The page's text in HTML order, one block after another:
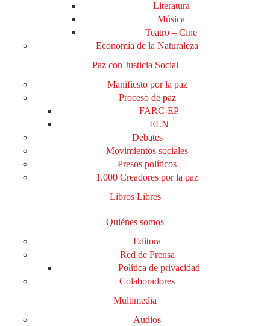
Literatura
Música
Teatro – Cine
Economía de la Naturaleza
Paz con Justicia Social
Manifiesto por la paz
Proceso de paz
FARC-EP
ELN
Debates
Movimientos sociales
Presos políticos
1.000 Creadores por la paz
Libros Libres
Quiénes somos
Editora
Red de Prensa
Política de privacidad
Colaboradores
Multimedia
Audios